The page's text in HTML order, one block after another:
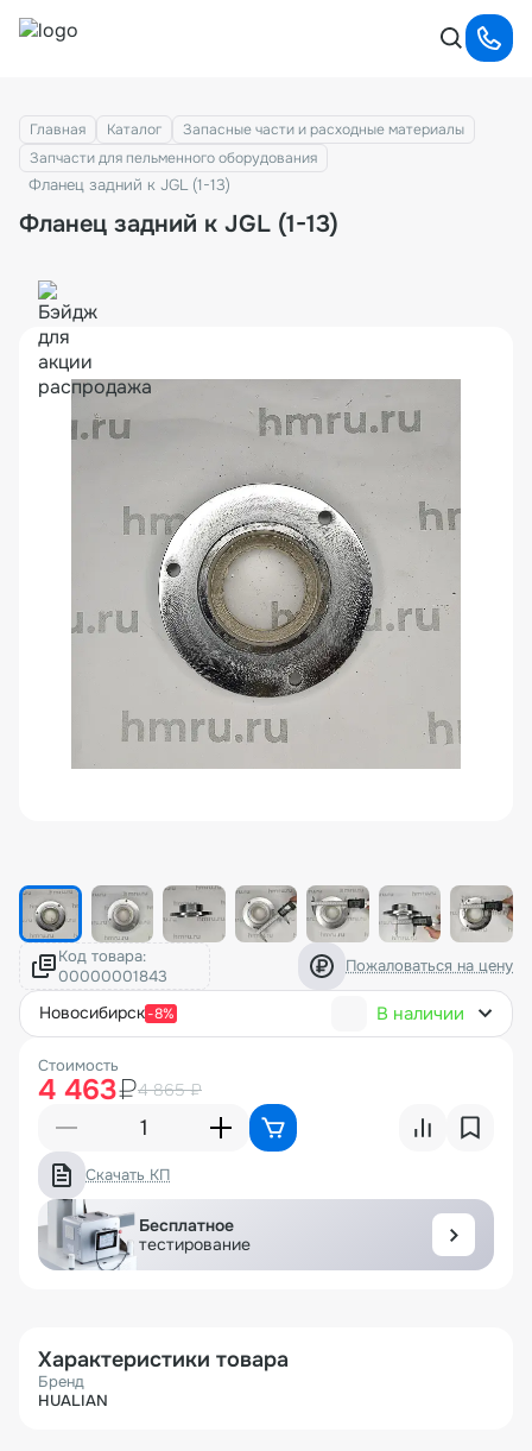
Главная Каталог
Запасные части и расходные материалы
Запчасти для пельменного оборудования
Фланец задний к JGL (1-13)
Фланец задний к JGL (1-13)
Код товара: Пожаловаться на цену
новосибирск-8% В наличии
Стоимость
4 463₽4 865 ₽
Скачать КП
Бесплатное
тестирование
Характеристики товара
Бренд
HUALIAN